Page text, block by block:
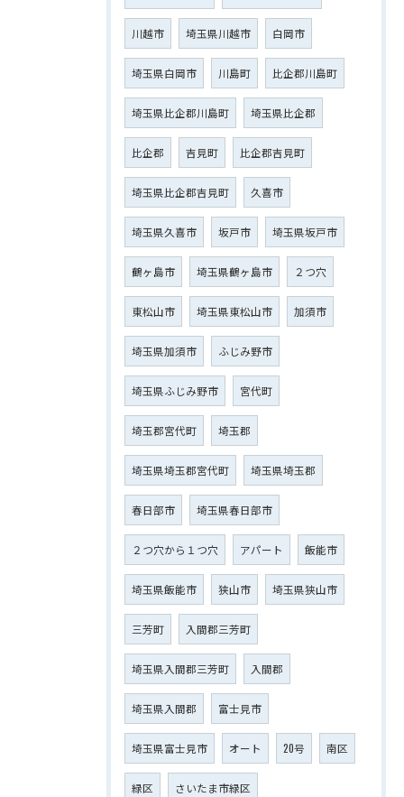
川越市 埼玉県川越市 白岡市
埼玉県白岡市 川島町 比企郡川島町
埼玉県比企郡川島町 埼玉県比企郡
比企郡 吉見町 比企郡吉見町
埼玉県比企郡吉見町 久喜市
埼玉県久喜市 坂戸市 埼玉県坂戸市
鶴ヶ島市 埼玉県鶴ヶ島市 ２つ穴
東松山市 埼玉県東松山市 加須市
埼玉県加須市 ふじみ野市
埼玉県ふじみ野市 宮代町
埼玉郡宮代町 埼玉郡
埼玉県埼玉郡宮代町 埼玉県埼玉郡
春日部市 埼玉県春日部市
２つ穴から１つ穴 アパート 飯能市
埼玉県飯能市 狭山市 埼玉県狭山市
三芳町 入間郡三芳町
埼玉県入間郡三芳町 入間郡
埼玉県入間郡 富士見市
埼玉県富士見市 オート 20号 南区
緑区 さいたま市緑区